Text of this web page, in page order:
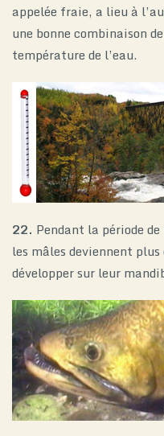
appelée fraie, a lieu à
une bonne combinaison
température de l’eau.
22. Pendant la période
les mâles deviennent
développer sur leur